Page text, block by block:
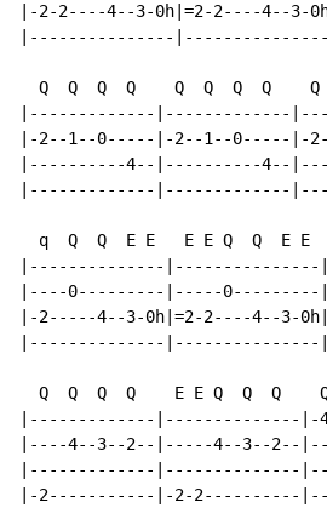
|-2-2----4--3-0h|=2-2----4--3-
|---------------
Q  Q  Q  Q    Q  Q  Q  Q    Q
|-------------|-------------
|-2--1--0-----|-2--1--0-----|-
|----------4--|----------4--
|-------------|-------------
q  Q  Q  E E   E E Q  Q  E E
|--------------
|----0---------|-----
|-2-----4--3-0h|=2-2----4--3-
|--------------
Q  Q  Q  Q    E E Q  Q  Q
|-------------|--------------|-
|----4--3--2--|-----4--3--2--
|-------------|--------------
|-2-----------|-2-2----------